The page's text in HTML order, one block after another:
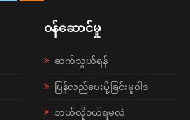
ဝန်ဆောင်မှု
ဆက်သွယ်ရန်
ပြန်လည်ပေးပို့ခြင်းမူဝါဒ
ဘယ်လို၀ယ်ရမလဲ